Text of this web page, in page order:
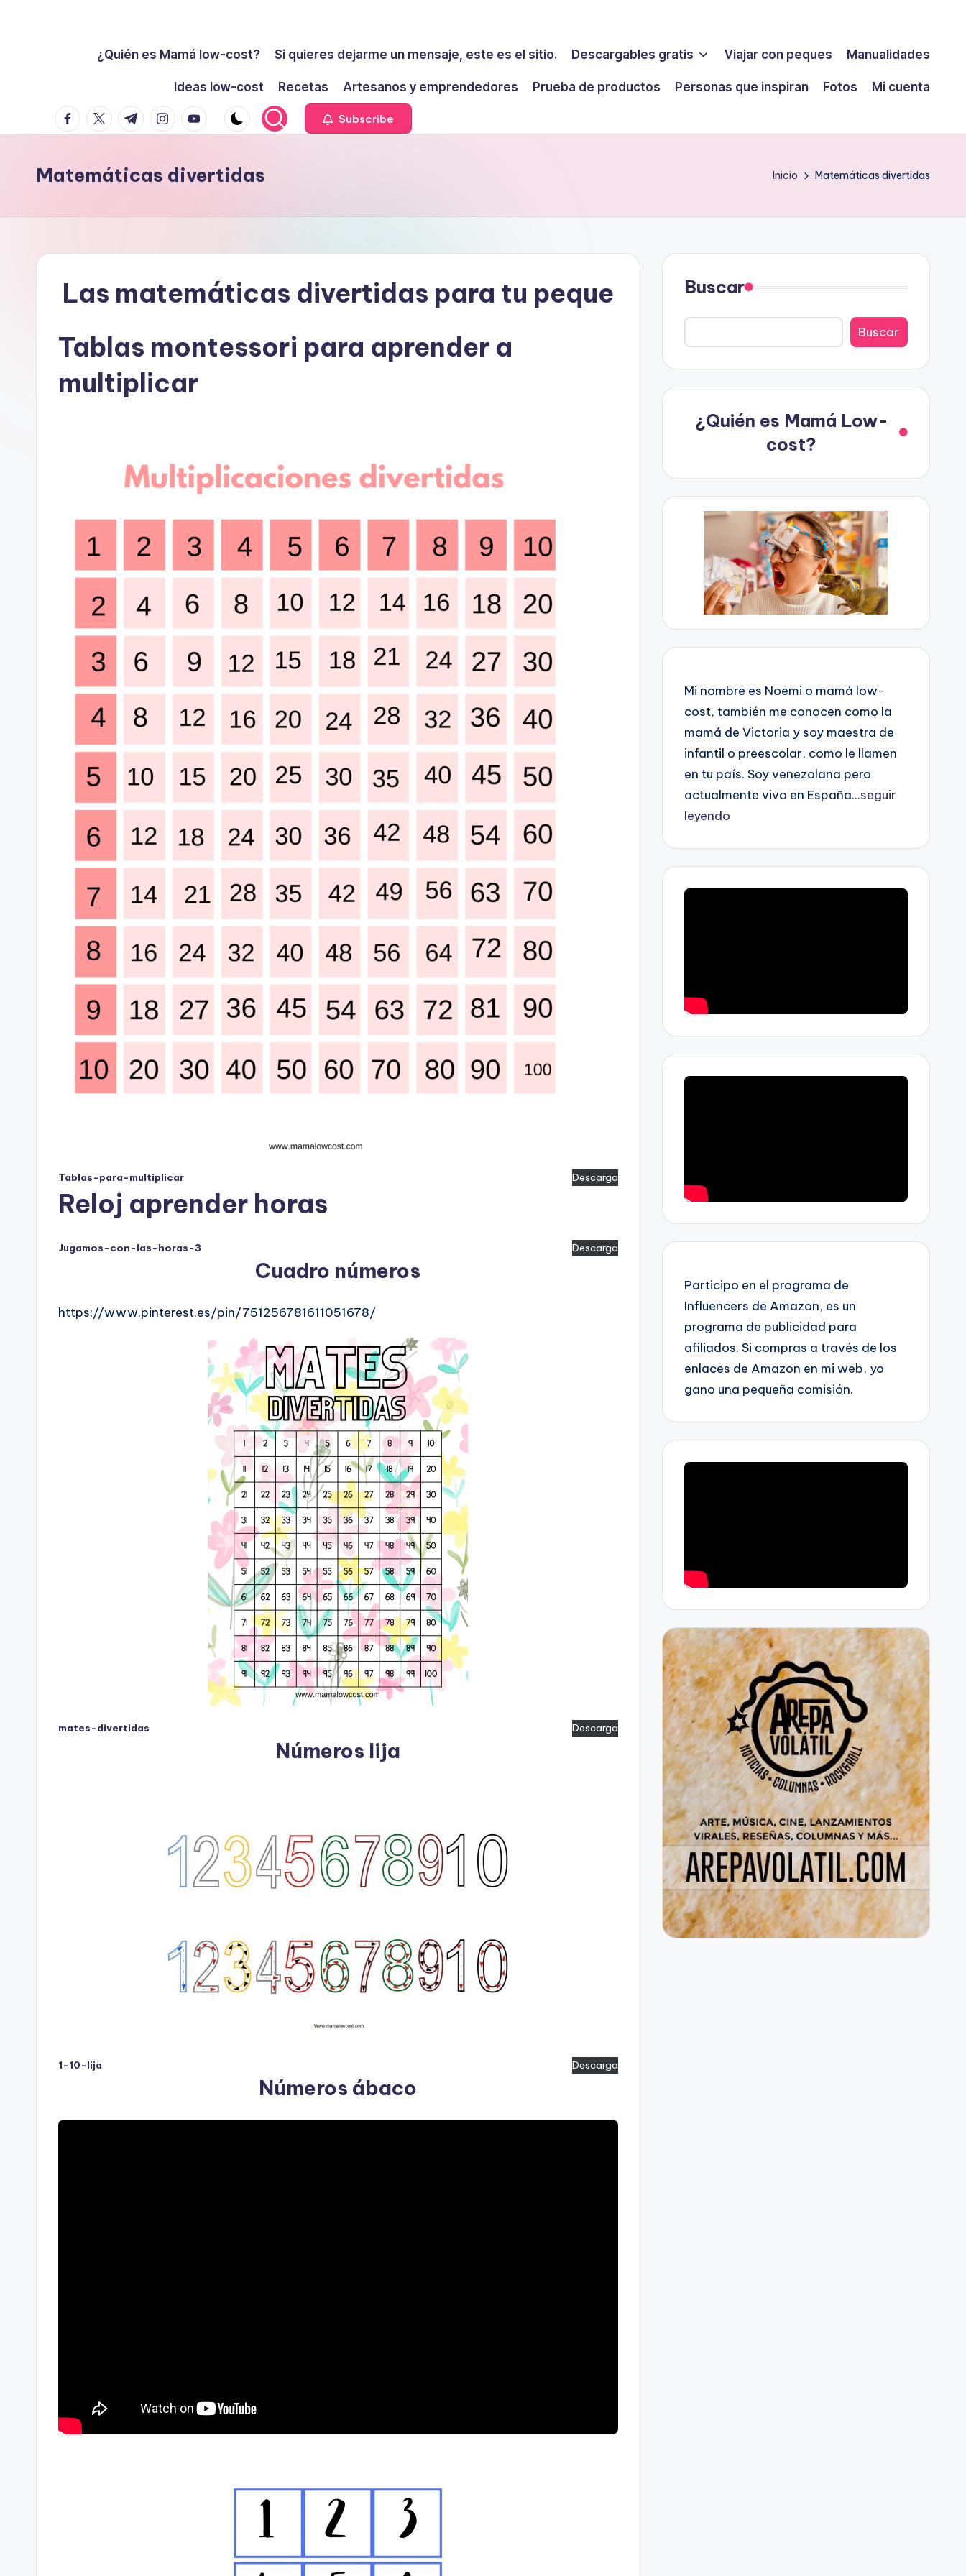
no
en
intento
¿Quién es Mamá low-cost? Si quieres dejarme un mensaje, este es el sitio. Descargables gratis Viajar con peques Manualidades
Ideas low-cost Recetas Artesanos y emprendedores Prueba de productos Personas que inspiran Fotos
Mi cuenta
facebook.com
twitter.com
t.me instagram.com
youtube.com Subscribe
Matemáticas divertidas Inicio Matemáticas divertidas
Las matemáticas divertidas para tu peque
Tablas montessori para aprender a
multiplicar
Tablas-para-multiplicar Descarga
Reloj aprender horas
Jugamos-con-las-horas-3 Descarga
Cuadro números
https://www.pinterest.es/pin/751256781611051678/
mates-divertidas Descarga
Números lija
1-10-lija Descarga
Números ábaco
Buscar
Buscar
¿Quién es Mamá Low-
cost?
Mi nombre es Noemi o mamá low-
cost, también me conocen como la
mamá de Victoria y soy maestra de
infantil o preescolar, como le llamen
en tu país. Soy venezolana pero
actualmente vivo en España...seguir
leyendo
Participo en el programa de
Influencers de Amazon, es un
programa de publicidad para
afiliados. Si compras a través de los
enlaces de Amazon en mi web, yo
gano una pequeña comisión.